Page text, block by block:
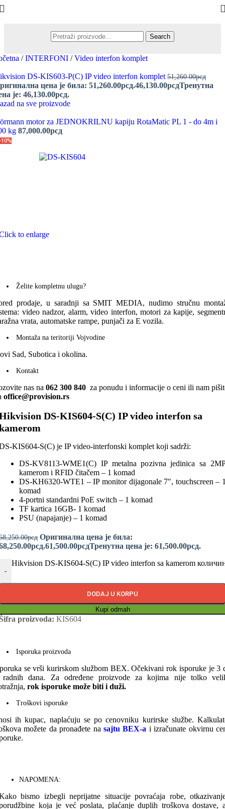
Search
/ INTERFONI / Video interfon komplet
DS-KIS603-P(C) IP video interfon komplet 51,260.00рсд
цена је била: 51,260.00рсд.46,130.00рсдТренутна
је: 46,130.00рсд.
na sve proizvode
motor za JEDNOKRILNU kapiju RotaMatic PL 1 - do 4m i
kg 87,000.00рсд
to enlarge
Želite kompletnu ulugu?
prodaje, u saradnji sa SMIT MEDIA, nudimo stručnu
video nadzor, alarm, video interfon, motori za kapije,
vrata, automatske rampe, punjači za E vozila.
Montaža na teritoriji Vojvodine
Sad, Subotica i okolina.
Kontakt
nas na 062 300 840 za ponudu i informacije o ceni ili nam
office@provision.rs
DS-KIS604-S(C) IP video interfon sa
KIS604-S(C) je IP video-interfonski komplet koji sadrži:
DS-KV8113-WME1(C) IP metalna pozivna jedinica sa
kamerom i RFID čitačem – 1 komad
DS-KH6320-WTE1 – IP monitor dijagonale 7″, touchscreen –
komad
4-portni standardni PoE switch – 1 komad
TF kartica 16GB- 1 komad
PSU (napajanje) – 1 komad
рсд Оригинална цена је била:
61,500.00рсдТренутна цена је: 61,500.00рсд.
-
Hikvision DS-KIS604-S(C) IP video interfon sa kamerom
DODAJ U KORPU
Kupi odmah
proizvoda: KIS604
Isporuka proizvoda
se vrši kurirskom službom BEX. Očekivani rok isporuke je 3
dana. Za određene proizvode za kojima nije tolko
rok isporuke može biti i duži.
Troškovi isporuke
ih kupac, naplaćuju se po cenovniku kurirske službe.
možete da pronađete na sajtu BEX-a i izračunate okvirnu
NAPOMENA:
bismo izbegli neprijatne situacije povraćaja robe,
koja je već poslata, plaćanje duplih troškova dostave,